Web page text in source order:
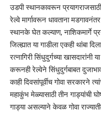
उडपी स्थानकावरून
रेल्वे मार्गावरून धावताना
स्थानके घेत कल्याण, नाशिकमार्गे
जिल्ह्यात या गाडीला एकही थांबा
रत्नागिरी सिंधुदुर्गच्या
करूनही रेल्वेने सिंधुदुर्गबाबत
काही दिवसांपूर्वीच गोवा सरकारने
महाकुंभ मेळ्यासाठी तीन गाड्यांची
गाड्या असल्याने केवळ गोवा